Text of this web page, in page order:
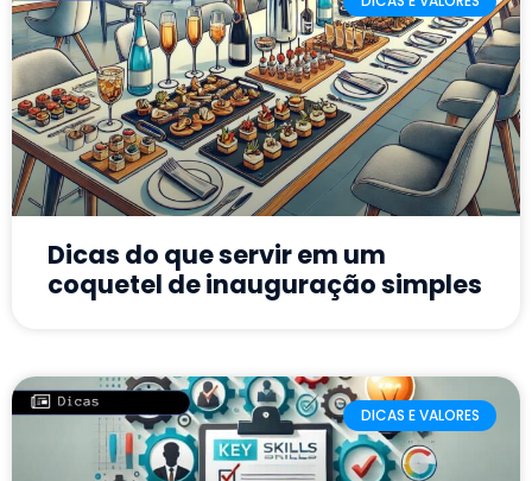
Dicas do que servir em um
coquetel de inauguração simples
DICAS E VALORES